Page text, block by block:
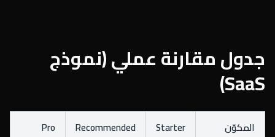
جدول مقارنة عملي (نموذج
SaaS)
المكوّن Starter
Recommended
Pro